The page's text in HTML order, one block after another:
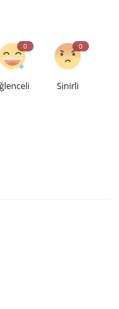
0 0
Sinirli